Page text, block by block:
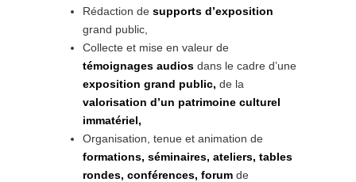
Rédaction de supports d’exposition
grand public,
Collecte et mise en valeur de
témoignages audios dans le cadre d’une
exposition grand public, de la
valorisation d’un patrimoine culturel
immatériel,
Organisation, tenue et animation de
formations, séminaires, ateliers, tables
rondes, conférences, forum de